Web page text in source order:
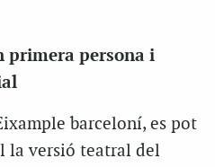
primera persona i
barceloní, es pot
la versió teatral del